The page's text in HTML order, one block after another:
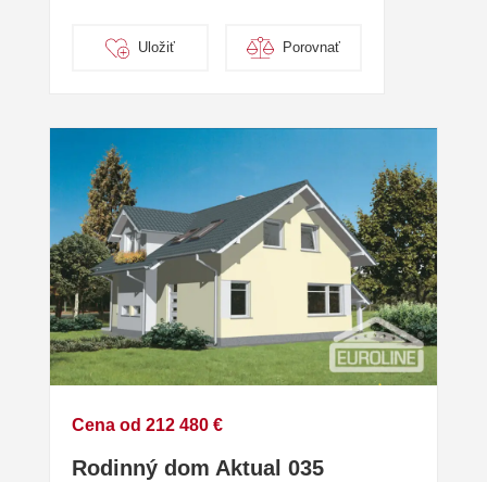
Uložiť Porovnať
Cena od 212 480 €
Rodinný dom Aktual 035